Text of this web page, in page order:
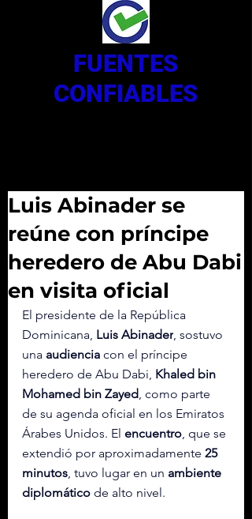
FUENTES
CONFIABLES
Luis Abinader se
reúne con príncipe
heredero de Abu Dabi
en visita oficial
El presidente de la República
Dominicana, Luis Abinader, sostuvo
una audiencia con el príncipe
heredero de Abu Dabi, Khaled bin
Mohamed bin Zayed, como parte
de su agenda oficial en los Emiratos
Árabes Unidos. El encuentro, que se
extendió por aproximadamente 25
minutos, tuvo lugar en un ambiente
diplomático de alto nivel.